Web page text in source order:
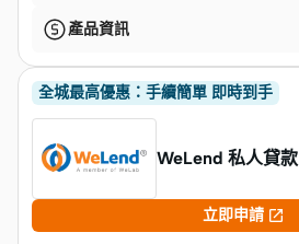
產品資訊
全城最高優惠：手續簡單 即時到手
WeLend 私人貸款
立即申請 